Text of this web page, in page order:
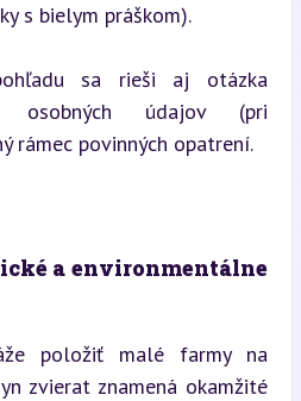
s bielym práškom).
sa rieši aj otázka
osobných údajov (pri
rámec povinných opatrení.
a environmentálne
položiť malé farmy na
zvierat znamená okamžité